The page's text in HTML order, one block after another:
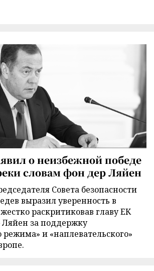
о неизбежной победе
словам фон дер Ляйен
Совета безопасности
выразил уверенность в
раскритиковав главу ЕК
Ляйен за поддержку
режима» и «наплевательского»